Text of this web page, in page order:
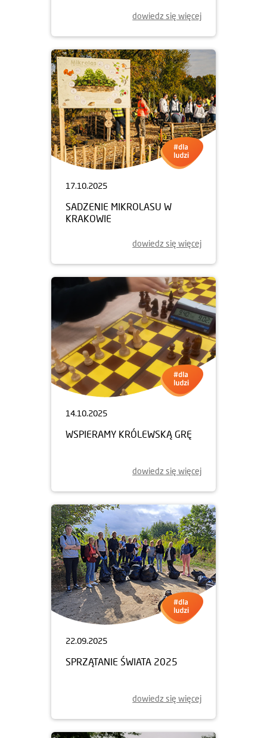
dowiedz się więcej
17.10.2025
SADZENIE MIKROLASU W
KRAKOWIE
dowiedz się więcej
14.10.2025
WSPIERAMY KRÓLEWSKĄ GRĘ
dowiedz się więcej
22.09.2025
SPRZĄTANIE ŚWIATA 2025
dowiedz się więcej